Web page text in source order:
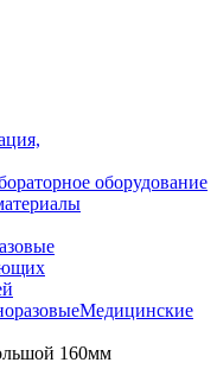
оборудование
Медицинские
160мм